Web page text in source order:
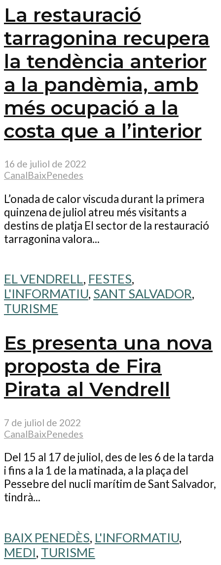
La restauració
tarragonina recupera
la tendència anterior
a la pandèmia, amb
més ocupació a la
costa que a l’interior
16 de juliol de 2022
CanalBaixPenedes
L’onada de calor viscuda durant la primera
quinzena de juliol atreu més visitants a
destins de platja El sector de la restauració
tarragonina valora...
EL VENDRELL, FESTES,
L'INFORMATIU, SANT SALVADOR,
TURISME
Es presenta una nova
proposta de Fira
Pirata al Vendrell
7 de juliol de 2022
CanalBaixPenedes
Del 15 al 17 de juliol, des de les 6 de la tarda
i fins a la 1 de la matinada, a la plaça del
Pessebre del nucli marítim de Sant Salvador,
tindrà...
BAIX PENEDÈS, L'INFORMATIU,
MEDI, TURISME